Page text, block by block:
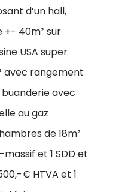
d’un hall,
+- 40m² sur
USA super
avec rangement
avec
au gaz
de 18m²
et 1 SDD et
€ HTVA et 1